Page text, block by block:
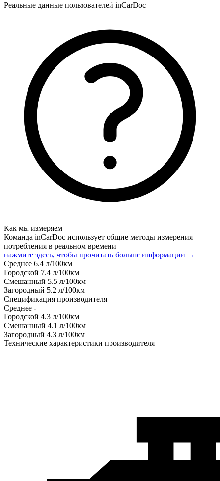
Реальные данные пользователей inCarDoc
Как мы измеряем
Команда inCarDoc использует общие методы измерения
потребления в реальном времени
нажмите здесь, чтобы прочитать больше информации →
Среднее 6.4 л/100км
Городской 7.4 л/100км
Смешанный 5.5 л/100км
Загородный 5.2 л/100км
Спецификация производителя
Среднее -
Городской 4.3 л/100км
Смешанный 4.1 л/100км
Загородный 4.3 л/100км
Технические характеристики производителя